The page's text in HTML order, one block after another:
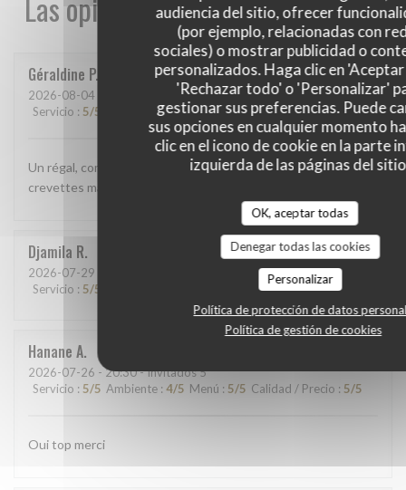
audiencia del sitio, ofrecer
(por ejemplo, relacionadas con
sociales) o mostrar publicidad o
personalizados. Haga clic en
'Rechazar todo' o 'Personalizar'
gestionar sus preferencias. Puede
sus opciones en cualquier momento
clic en el icono de cookie en la parte
izquierda de las páginas del
OK, aceptar todas
Denegar todas las cookies
Personalizar
Política de protección de datos
Política de gestión de cookies
Las opiniones de nuestros clientes
Géraldine P
2026-08-04 - 12:15 - Invitados 2
Servicio : 5/5 Ambiente:5/5 Menú: 5/5 Calidad / Precio: 5/5
Un régal, comme d'habitude. Cette fois ci j'ai pris la salade
crevettes mangue, délicieuse!
Djamila R
2026-07-29
Servicio : 5/5 Calidad / Precio:
Hanane A
2026-07-26 - 20:30 - Invitados 5
Servicio : 5/5 Ambiente : 4/5 Menú : 5/5 Calidad / Precio : 5/5
Oui top merci